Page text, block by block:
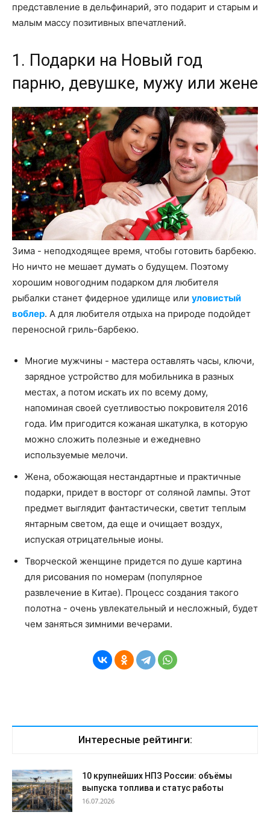
представление в дельфинарий, это подарит и старым и
малым массу позитивных впечатлений.
1. Подарки на Новый год
парню, девушке, мужу или жене
Зима - неподходящее время, чтобы готовить барбекю.
Но ничто не мешает думать о будущем. Поэтому
хорошим новогодним подарком для любителя
рыбалки станет фидерное удилище или уловистый
воблер. А для любителя отдыха на природе подойдет
переносной гриль-барбекю.
Многие мужчины - мастера оставлять часы, ключи,
зарядное устройство для мобильника в разных
местах, а потом искать их по всему дому,
напоминая своей суетливостью покровителя 2016
года. Им пригодится кожаная шкатулка, в которую
можно сложить полезные и ежедневно
используемые мелочи.
Жена, обожающая нестандартные и практичные
подарки, придет в восторг от соляной лампы. Этот
предмет выглядит фантастически, светит теплым
янтарным светом, да еще и очищает воздух,
испуская отрицательные ионы.
Творческой женщине придется по душе картина
для рисования по номерам (популярное
развлечение в Китае). Процесс создания такого
полотна - очень увлекательный и несложный, будет
чем заняться зимними вечерами.
Интересные рейтинги:
10 крупнейших НПЗ России: объёмы
выпуска топлива и статус работы
16.07.2026